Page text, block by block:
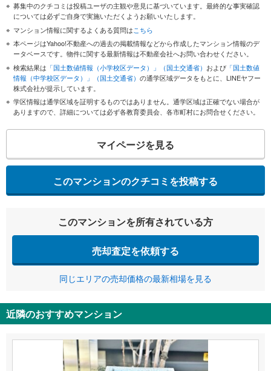
募集中のクチコミは投稿ユーザの主観や意見に基づいています。最終的な事実確認
については必ずご自身で実施いただくようお願いいたします。
マンション情報に関するよくある質問はこちら
本ページはYahoo!不動産への過去の掲載情報などから作成したマンション情報のデ
ータベースです。物件に関する最新情報は不動産会社へお問い合わせください。
検索結果は 「国土数値情報（小学校区データ）」（国土交通省） および 「国土数値
情報（中学校区データ）」（国土交通省） の通学区域データをもとに、LINEヤフー
株式会社が提示しています。
学区情報は通学区域を証明するものではありません。通学区域は正確でない場合が
ありますので、詳細については必ず各教育委員会、各市町村にお問合せください。
マイページを見る
このマンションのクチコミを投稿する
このマンションを所有されている方
売却査定を依頼する
同じエリアの売却価格の最新相場を見る
近隣のおすすめマンション